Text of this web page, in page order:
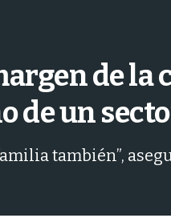
de la
de un
también”,